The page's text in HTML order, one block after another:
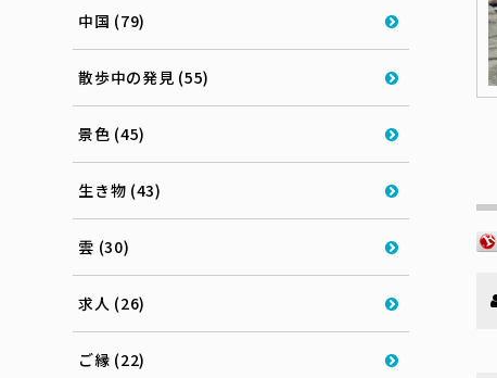
中国 (79)
散歩中の発見 (55)
景色 (45)
生き物 (43)
雲 (30)
求人 (26)
ご縁 (22)